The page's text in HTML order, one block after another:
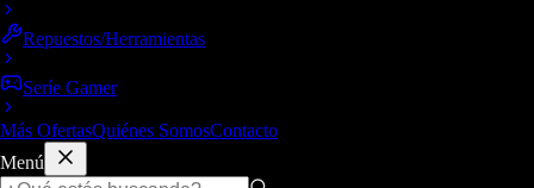
Repuestos/Herramientas
Seríe Gamer
Más OfertasQuiénes SomosContacto
Menú